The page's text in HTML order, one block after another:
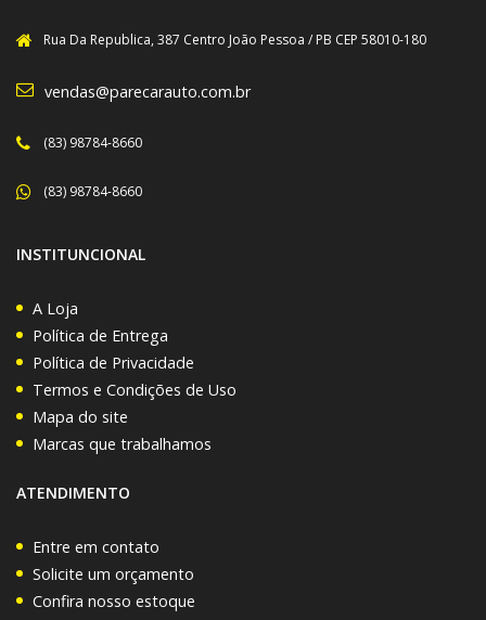
Rua Da Republica, 387 Centro João Pessoa / PB CEP 58010-180
vendas@parecarauto.com.br
(83) 98784-8660
(83) 98784-8660
INSTITUNCIONAL
A Loja
Política de Entrega
Política de Privacidade
Termos e Condições de Uso
Mapa do site
Marcas que trabalhamos
ATENDIMENTO
Entre em contato
Solicite um orçamento
Confira nosso estoque